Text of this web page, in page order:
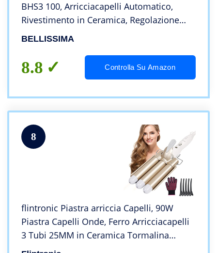
BHS3 100, Arricciacapelli Automatico,
Rivestimento in Ceramica, Regolazione
della temperatura 190°C-220°C, Doppio
BELLISSIMA
8.8 Controlla Su Amazon
8
flintronic Piastra arriccia Capelli, 90W
Piastra Capelli Onde, Ferro Arricciacapelli
3 Tubi 25MM in Ceramica Tormalina
Beach Waves Naturale Ondulatore